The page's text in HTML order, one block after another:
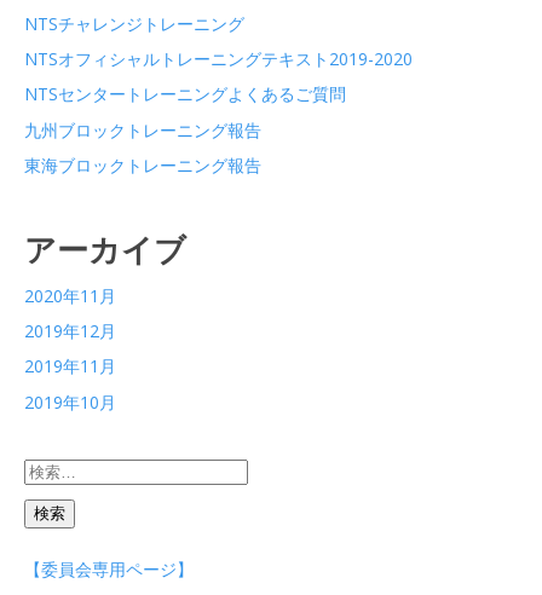
NTSチャレンジトレーニング
NTSオフィシャルトレーニングテキスト2019-2020
NTSセンタートレーニングよくあるご質問
九州ブロックトレーニング報告
東海ブロックトレーニング報告
アーカイブ
2020年11月
2019年12月
2019年11月
2019年10月
検
索:
【委員会専用ページ】